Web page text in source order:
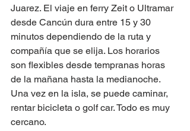
Juarez. El viaje en ferry Zeit o Ultramar
desde Cancún dura entre 15 y 30
minutos dependiendo de la ruta y
compañía que se elija. Los horarios
son flexibles desde tempranas horas
de la mañana hasta la medianoche.
Una vez en la isla, se puede caminar,
rentar bicicleta o golf car. Todo es muy
cercano.